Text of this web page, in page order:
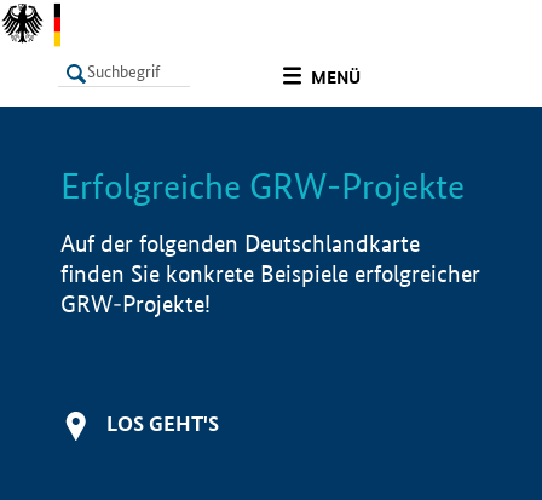
MENÜ
LISTE Info
Erfolgreiche GRW-Projekte
Auf der folgenden Deutschlandkarte
finden Sie konkrete Beispiele erfolgreicher
GRW-Projekte!
LOS GEHT'S